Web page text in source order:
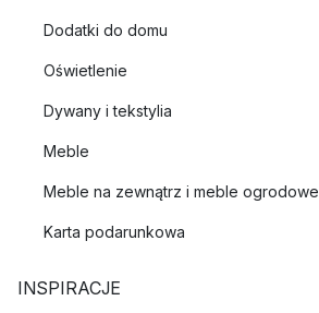
Dodatki do domu
Oświetlenie
Dywany i tekstylia
Meble
Meble na zewnątrz i meble ogrodowe
Karta podarunkowa
INSPIRACJE